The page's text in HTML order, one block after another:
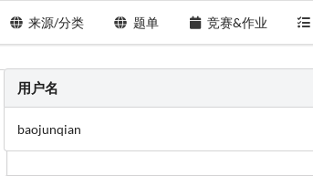
来源/分类 题单 竞赛&作业
用户名
baojunqian